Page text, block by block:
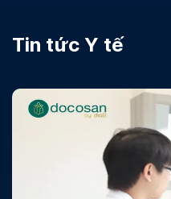
Tin tức Y tế